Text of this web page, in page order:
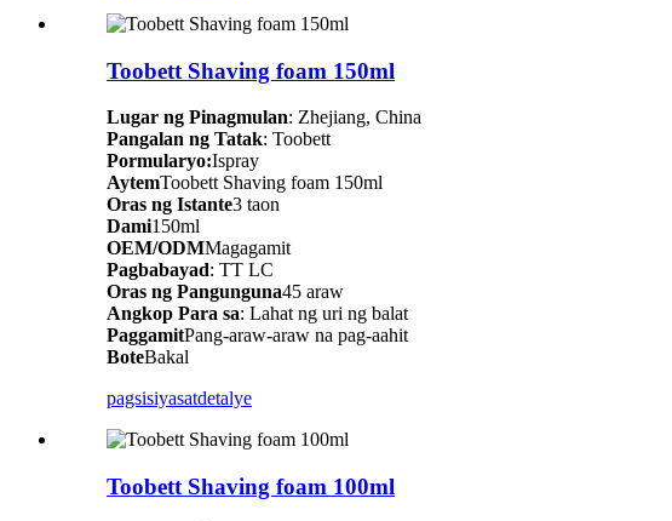
Toobett Shaving foam 150ml
Lugar ng Pinagmulan: Zhejiang, China
Pangalan ng Tatak: Toobett
Pormularyo:Ispray
AytemToobett Shaving foam 150ml
Oras ng Istante3 taon
Dami150ml
OEM/ODMMagagamit
Pagbabayad: TT LC
Oras ng Pangunguna45 araw
Angkop Para sa: Lahat ng uri ng balat
PaggamitPang-araw-araw na pag-aahit
BoteBakal
pagsisiyasatdetalye
Toobett Shaving foam 100ml